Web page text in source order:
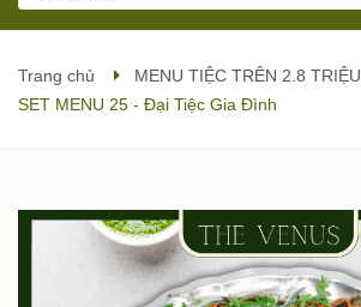
Trang chủ
MENU TIỆC TRÊN 2.8 TRIỆU
SET MENU 25 - Đại Tiệc Gia Đình